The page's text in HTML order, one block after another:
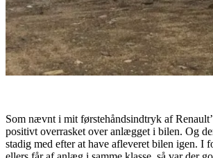
Som nævnt i mit førstehåndsindtryk af
positivt overrasket over anlægget i bilen. Og
stadig med efter at have afleveret bilen igen. I